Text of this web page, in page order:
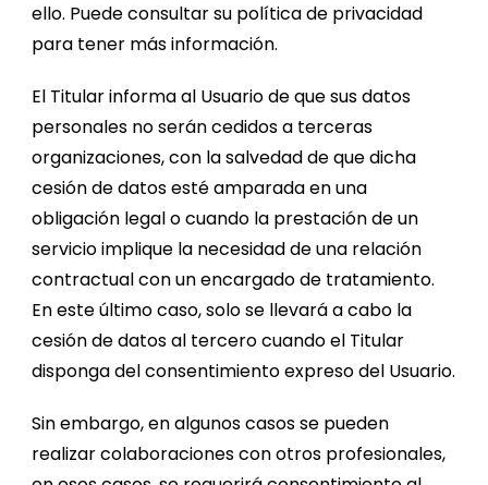
ello. Puede consultar su política de privacidad
para tener más información.
El Titular informa al Usuario de que sus datos
personales no serán cedidos a terceras
organizaciones, con la salvedad de que dicha
cesión de datos esté amparada en una
obligación legal o cuando la prestación de un
servicio implique la necesidad de una relación
contractual con un encargado de tratamiento.
En este último caso, solo se llevará a cabo la
cesión de datos al tercero cuando el Titular
disponga del consentimiento expreso del Usuario.
Sin embargo, en algunos casos se pueden
realizar colaboraciones con otros profesionales,